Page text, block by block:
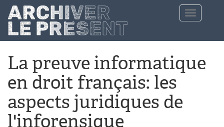
Aller au contenu principal
Toggle
navigation
La preuve informatique
en droit français: les
aspects juridiques de
l'inforensique